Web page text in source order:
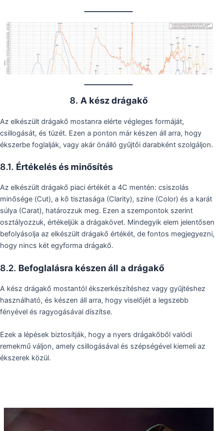
8. A kész drágakő
Az elkészült drágakő mostanra elérte végleges formáját,
csillogását, és tüzét. Ezen a ponton már készen áll arra, hogy
ékszerbe foglalják, vagy akár önálló gyűjtői darabként szolgáljon.
8.1. Értékelés és minősítés
Az elkészült drágakő piaci értékét a 4C mentén: csiszolás
minősége (Cut), a kő tisztasága (Clarity), színe (Color) és a karát
súlya (Carat), határozzuk meg. Ezen a szempontok szerint
osztályozzuk, értékeljük a drágakövet. Mindegyik elem jelentősen
befolyásolja az elkészült drágakő értékét, de fontos megjegyezni,
hogy nincs két egyforma drágakő.
8.2. Befoglalásra készen áll a drágakő
A kész drágakő mostantól ékszerkészítéshez vagy gyűjtéshez
használható, és készen áll arra, hogy viselőjét a legszebb
fényével és ragyogásával díszítse.
Ezek a lépések biztosítják, hogy a nyers drágakőből valódi
remekmű váljon, amely csillogásával és szépségével kiemeli az
ékszerek közül.